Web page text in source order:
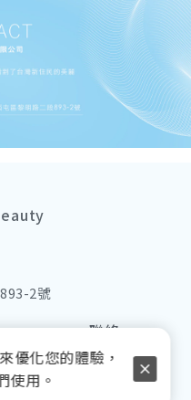
2號
品
理
聯絡
聯絡我們
優化您的體驗，
使用。